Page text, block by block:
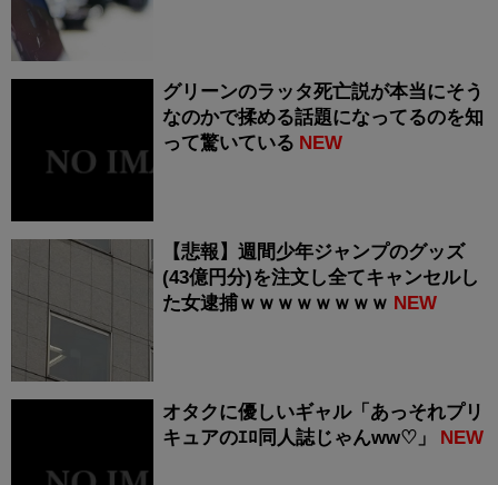
グリーンのラッタ死亡説が本当にそう
なのかで揉める話題になってるのを知
って驚いている NEW
【悲報】週間少年ジャンプのグッズ
(43億円分)を注文し全てキャンセルし
た女逮捕ｗｗｗｗｗｗｗｗ NEW
オタクに優しいギャル「あっそれプリ
キュアのｴﾛ同人誌じゃんww♡」
NEW